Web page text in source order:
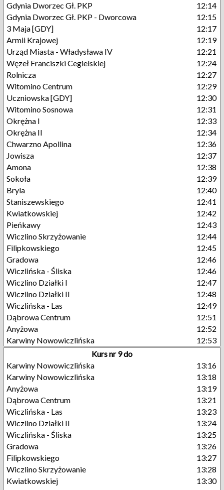
Gdynia Dworzec Gł. PKP
12:14
Gdynia Dworzec Gł. PKP - Dworcowa
12:15
3 Maja [GDY]
12:17
Armii Krajowej
12:19
Urząd Miasta - Władysława IV
12:21
Węzeł Franciszki Cegielskiej
12:24
Rolnicza
12:27
Witomino Centrum
12:29
Uczniowska [GDY]
12:30
Witomino Sosnowa
12:31
Okrężna I
12:33
Okrężna II
12:34
Chwarzno Apollina
12:36
Jowisza
12:37
Amona
12:38
Sokoła
12:39
Bryla
12:40
Staniszewskiego
12:41
Kwiatkowskiej
12:42
Pieńkawy
12:43
Wiczlino Skrzyżowanie
12:44
Filipkowskiego
12:45
Gradowa
12:46
Wiczlińska - Śliska
12:46
Wiczlino Działki I
12:47
Wiczlino Działki II
12:48
Wiczlińska - Las
12:49
Dąbrowa Centrum
12:51
Anyżowa
12:52
Karwiny Nowowiczlińska
12:53
Kurs nr 9 do
Karwiny Nowowiczlińska
13:16
Karwiny Nowowiczlińska
13:18
Anyżowa
13:19
Dąbrowa Centrum
13:21
Wiczlińska - Las
13:23
Wiczlino Działki II
13:24
Wiczlińska - Śliska
13:25
Gradowa
13:26
Filipkowskiego
13:27
Wiczlino Skrzyżowanie
13:28
Kwiatkowskiej
13:30